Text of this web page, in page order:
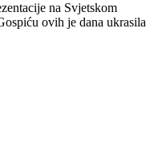
na Svjetskom
ovih je dana ukrasila